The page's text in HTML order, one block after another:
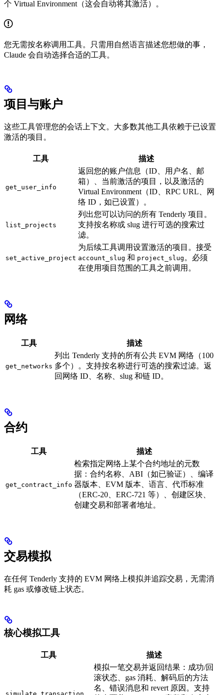
个 Virtual Environment（这会自动将其激活）。
您无需按名称调用工具。只需用自然语言描述您想做的事，
Claude 会自动选择合适的工具。
项目与账户
这些工具管理您的会话上下文。大多数其他工具依赖于已设置
激活的项目。
工具 描述
get_user_info
返回您的账户信息（ID、用户名、邮
箱）、当前激活的项目，以及激活的
Virtual Environment（ID、RPC URL、网
络 ID，如已设置）。
list_projects
列出您可以访问的所有 Tenderly 项目。
支持按名称或 slug 进行可选的搜索过
滤。
set_active_project
为后续工具调用设置激活的项目。接受
account_slug 和 project_slug。必须
在使用项目范围的工具之前调用。
网络
工具 描述
get_networks
列出 Tenderly 支持的所有公共 EVM 网络（100
多个）。支持按名称进行可选的搜索过滤。返
回网络 ID、名称、slug 和链 ID。
合约
工具 描述
get_contract_info
检索指定网络上某个合约地址的元数
据：合约名称、ABI（如已验证）、编译
器版本、EVM 版本、语言、代币标准
（ERC-20、ERC-721 等）、创建区块、
创建交易和部署者地址。
交易模拟
在任何 Tenderly 支持的 EVM 网络上模拟并追踪交易，无需消
耗 gas 或修改链上状态。
核心模拟工具
工具 描述
模拟一笔交易并返回结果：成功/回
滚状态、gas 消耗、解码后的方法
名、错误消息和 revert 原因。支持